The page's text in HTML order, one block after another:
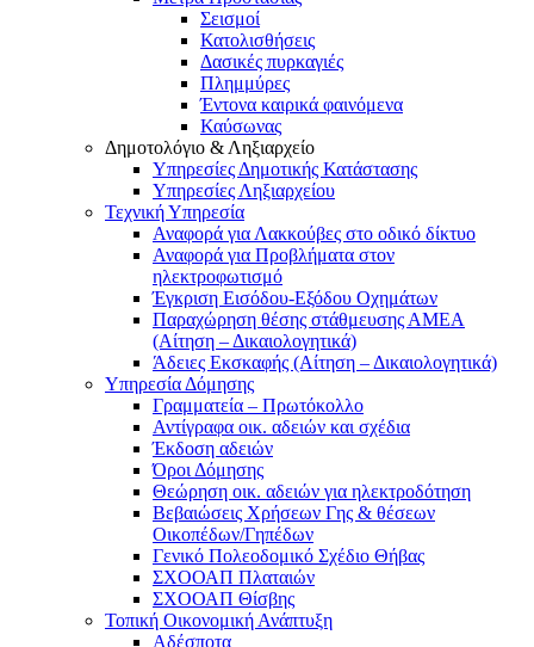
Σεισμοί
Κατολισθήσεις
Δασικές πυρκαγιές
Πλημμύρες
Έντονα καιρικά φαινόμενα
Καύσωνας
Δημοτολόγιο & Ληξιαρχείο
Υπηρεσίες Δημοτικής Κατάστασης
Υπηρεσίες Ληξιαρχείου
Τεχνική Υπηρεσία
Αναφορά για Λακκούβες στο οδικό δίκτυο
Αναφορά για Προβλήματα στον
ηλεκτροφωτισμό
Έγκριση Εισόδου-Εξόδου Οχημάτων
Παραχώρηση θέσης στάθμευσης ΑΜΕΑ
(Αίτηση – Δικαιολογητικά)
Άδειες Εκσκαφής (Αίτηση – Δικαιολογητικά)
Υπηρεσία Δόμησης
Γραμματεία – Πρωτόκολλο
Αντίγραφα οικ. αδειών και σχέδια
Έκδοση αδειών
Όροι Δόμησης
Θεώρηση οικ. αδειών για ηλεκτροδότηση
Βεβαιώσεις Χρήσεων Γης & θέσεων
Οικοπέδων/Γηπέδων
Γενικό Πολεοδομικό Σχέδιο Θήβας
ΣΧΟΟΑΠ Πλαταιών
ΣΧΟΟΑΠ Θίσβης
Τοπική Οικονομική Ανάπτυξη
Αδέσποτα